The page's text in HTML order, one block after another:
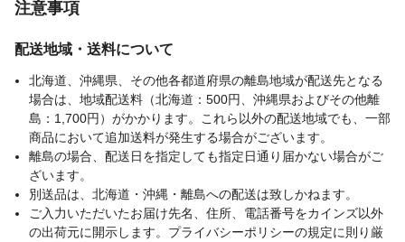
注意事項
配送地域・送料について
北海道、沖縄県、その他各都道府県の離島地域が配送先となる
場合は、地域配送料（北海道：500円、沖縄県およびその他離
島：1,700円）がかかります。これら以外の配送地域でも、一部
商品において追加送料が発生する場合がございます。
離島の場合、配送日を指定しても指定日通り届かない場合がご
ざいます。
別送品は、北海道・沖縄・離島への配送は致しかねます。
ご入力いただいたお届け先名、住所、電話番号をカインズ以外
の出荷元に開示します。プライバシーポリシーの規定に則り厳